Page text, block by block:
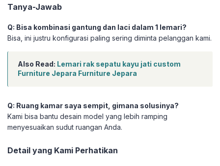
Tanya-Jawab
Q: Bisa kombinasi gantung dan laci dalam 1 lemari?
Bisa, ini justru konfigurasi paling sering diminta pelanggan kami.
Also Read: Lemari rak sepatu kayu jati custom
Furniture Jepara Furniture Jepara
Q: Ruang kamar saya sempit, gimana solusinya?
Kami bisa bantu desain model yang lebih ramping
menyesuaikan sudut ruangan Anda.
Detail yang Kami Perhatikan